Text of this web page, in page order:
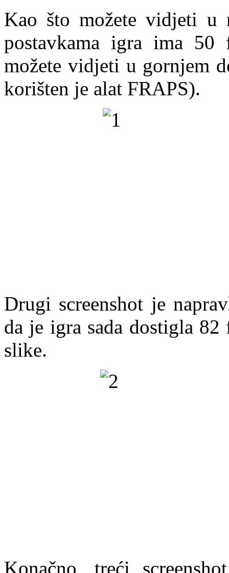
Kao što možete vidjeti u
postavkama igra ima
možete vidjeti u gornjem
korišten je alat FRAPS).
Drugi screenshot je
da je igra sada dostigla
slike.
Konačno, treći